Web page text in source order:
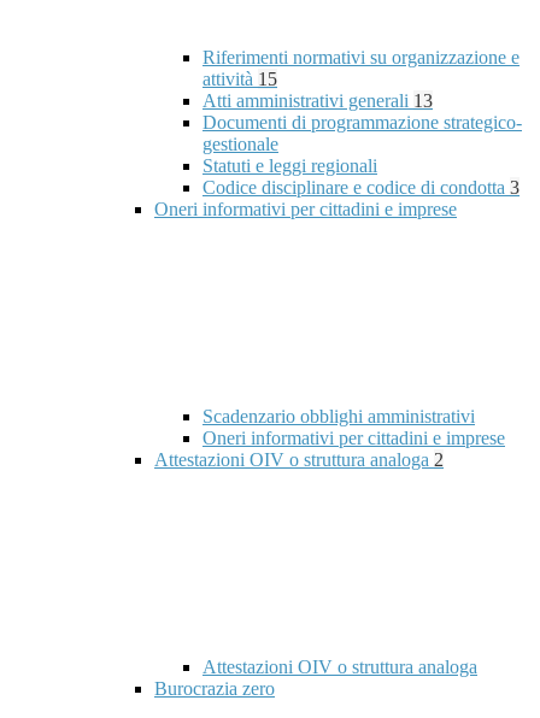
Riferimenti normativi su organizzazione e
attività 15
Atti amministrativi generali 13
Documenti di programmazione strategico-
gestionale
Statuti e leggi regionali
Codice disciplinare e codice di condotta 3
Oneri informativi per cittadini e imprese
Scadenzario obblighi amministrativi
Oneri informativi per cittadini e imprese
Attestazioni OIV o struttura analoga 2
Attestazioni OIV o struttura analoga
Burocrazia zero